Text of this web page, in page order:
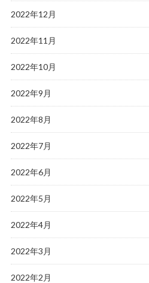
2022年12月
2022年11月
2022年10月
2022年9月
2022年8月
2022年7月
2022年6月
2022年5月
2022年4月
2022年3月
2022年2月